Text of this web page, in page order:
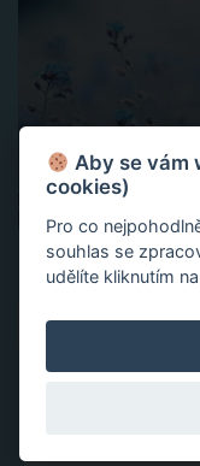
NEJČTENĚJŠÍ
Aby se vám
cookies)
Pro co
souhlas se
udělíte kliknutím